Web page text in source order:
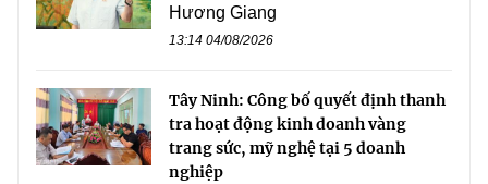
Hương Giang
13:14 04/08/2026
Tây Ninh: Công bố quyết định thanh
tra hoạt động kinh doanh vàng
trang sức, mỹ nghệ tại 5 doanh
nghiệp